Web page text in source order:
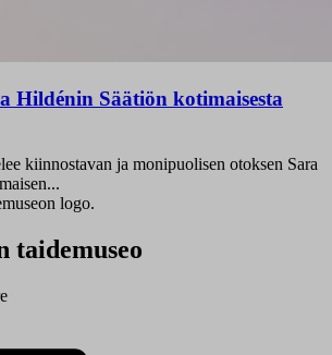
Hildénin Säätiön kotimaisesta
kiinnostavan ja monipuolisen otoksen Sara
taidemuseo